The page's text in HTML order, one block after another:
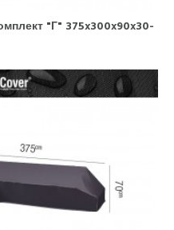
"Г" 375x300x90x30-